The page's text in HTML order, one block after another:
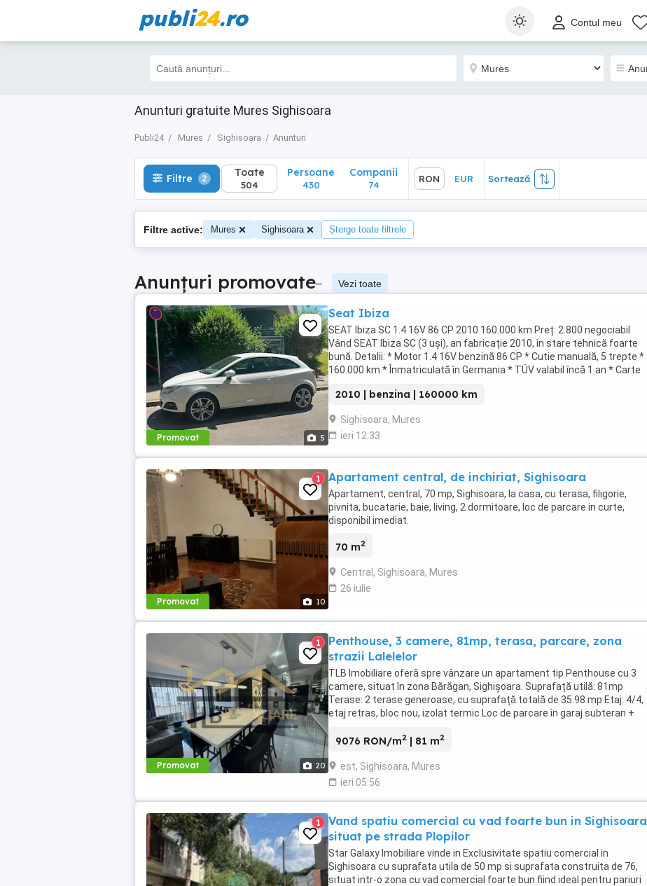
publi24.ro Contul meu
Anunturi gratuite Mures Sighisoara
Publi24 Mures Sighisoara Anunturi
Filtre 2 Toate
504
Sortează
Filtre 2 Toate
504
Persoane
430
Companii
74
RON EUR Sortează
Filtre active: Mures Sighisoara Șterge toate filtrele
Anunțuri promovate– Vezi toate
Promovat 5
Seat Ibiza
SEAT Ibiza SC 1.4 16V 86 CP 2010 160.000 km Preț: 2.800 negociabil
Vând SEAT Ibiza SC (3 uși), an fabricație 2010, în stare tehnică foarte
bună. Detalii: * Motor 1.4 16V benzină 86 CP * Cutie manuală, 5 trepte *
160.000 km * Înmatriculată în Germania * TÜV valabil încă 1 an * Carte
2010 | benzina | 160000 km
Sighisoara, Mures
ieri 12:33
Promovat 10
1 Apartament central, de inchiriat, Sighisoara
Apartament, central, 70 mp, Sighisoara, la casa, cu terasa, filigorie,
pivnita, bucatarie, baie, living, 2 dormitoare, loc de parcare in curte,
disponibil imediat.
70 m2
Central, Sighisoara, Mures
26 iulie
Promovat 20
1
Penthouse, 3 camere, 81mp, terasa, parcare, zona
strazii Lalelelor
TLB Imobiliare oferă spre vânzare un apartament tip Penthouse cu 3
camere, situat în zona Bărăgan, Sighișoara. Suprafață utilă: 81mp
Terase: 2 terase generoase, cu suprafață totală de 35.98 mp Etaj: 4/4,
etaj retras, bloc nou, izolat termic Loc de parcare în garaj subteran +
9076 RON/m2 | 81 m2
est, Sighisoara, Mures
ieri 05:56
1
Vand spatiu comercial cu vad foarte bun in Sighisoara
situat pe strada Plopilor
Star Galaxy Imobiliare vinde in Exclusivitate spatiu comercial in
Sighisoara cu suprafata utila de 50 mp si suprafata construita de 76,
situat intr-o zona cu vad comercial foarte bun fiind ideal pentru pariuri